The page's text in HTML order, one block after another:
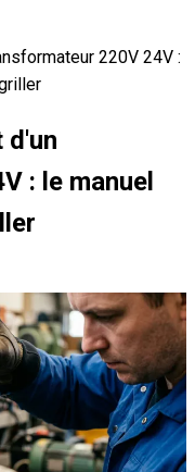
220V 24V :
d'un
: le manuel